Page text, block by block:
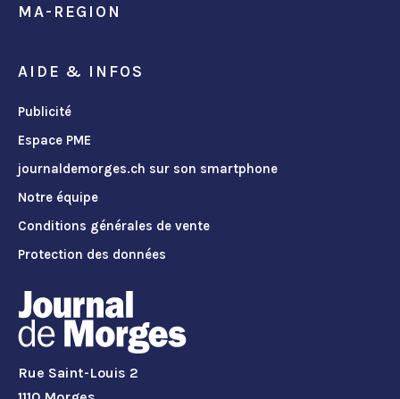
MA-REGION
AIDE & INFOS
Publicité
Espace PME
journaldemorges.ch sur son smartphone
Notre équipe
Conditions générales de vente
Protection des données
Rue Saint-Louis 2